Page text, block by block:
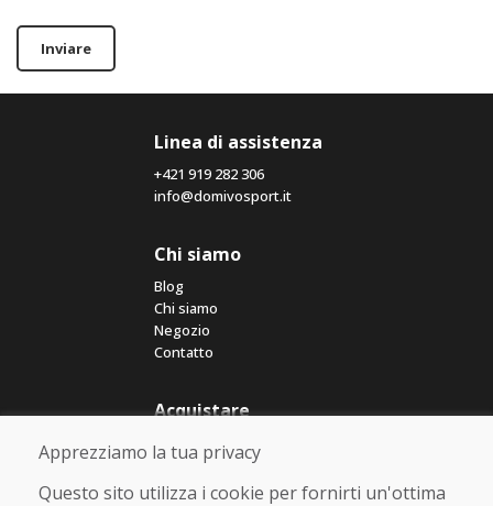
Inviare
Linea di assistenza
+421 919 282 306
info@domivosport.it
Chi siamo
Blog
Chi siamo
Negozio
Contatto
Acquistare
Negozio online
Termini e condizioni commerciali
Spedizione e pagamento
Apprezziamo la tua privacy
Questo sito utilizza i cookie per fornirti un'ottima